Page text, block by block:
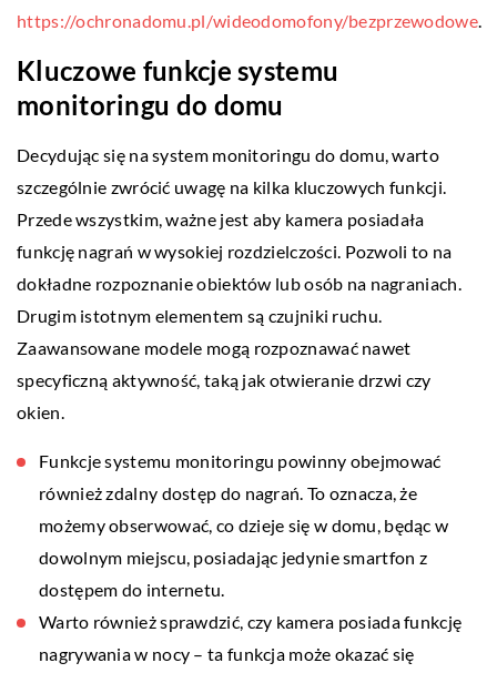
https://ochronadomu.pl/wideodomofony/bezprzewodowe
Kluczowe funkcje systemu
monitoringu do domu
Decydując się na system monitoringu do domu, warto
szczególnie zwrócić uwagę na kilka kluczowych funkcji.
Przede wszystkim, ważne jest aby kamera posiadała
funkcję nagrań w wysokiej rozdzielczości. Pozwoli to na
dokładne rozpoznanie obiektów lub osób na nagraniach.
Drugim istotnym elementem są czujniki ruchu.
Zaawansowane modele mogą rozpoznawać nawet
specyficzną aktywność, taką jak otwieranie drzwi czy
okien.
Funkcje systemu monitoringu powinny obejmować
również zdalny dostęp do nagrań. To oznacza, że
możemy obserwować, co dzieje się w domu, będąc w
dowolnym miejscu, posiadając jedynie smartfon z
dostępem do internetu.
Warto również sprawdzić, czy kamera posiada funkcję
nagrywania w nocy – ta funkcja może okazać się